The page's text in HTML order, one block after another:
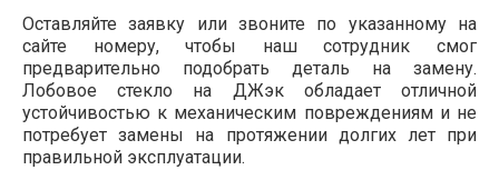
Оставляйте заявку или звоните по указанному на
сайте номеру, чтобы наш сотрудник смог
предварительно подобрать деталь на замену.
Лобовое стекло на ДЖэк обладает отличной
устойчивостью к механическим повреждениям и не
потребует замены на протяжении долгих лет при
правильной эксплуатации.